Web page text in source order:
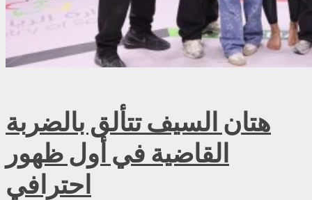
هتان السيف تتألق بالضربة
القاضية في أول ظهور
احترافي